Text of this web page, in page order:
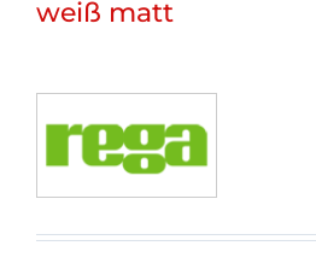
weiß matt